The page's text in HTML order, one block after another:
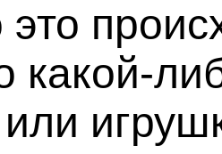
какой-
или